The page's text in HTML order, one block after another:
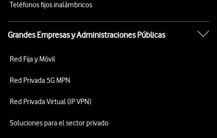
Teléfonos fijos inalámbricos
Grandes Empresas y Administraciones Públicas
Red Fija y Móvil
Red Privada 5G MPN
Red Privada Virtual (IP VPN)
Soluciones para el sector privado